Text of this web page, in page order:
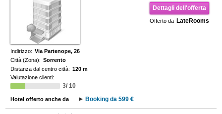
Dettagli dell'offerta
Offerto da LateRooms
Indirizzo: Via Partenope, 26
Città (Zona): Sorrento
Distanza dal centro città: 120 m
Valutazione clienti:
3/ 10
Hotel offerto anche da Booking da 599 €